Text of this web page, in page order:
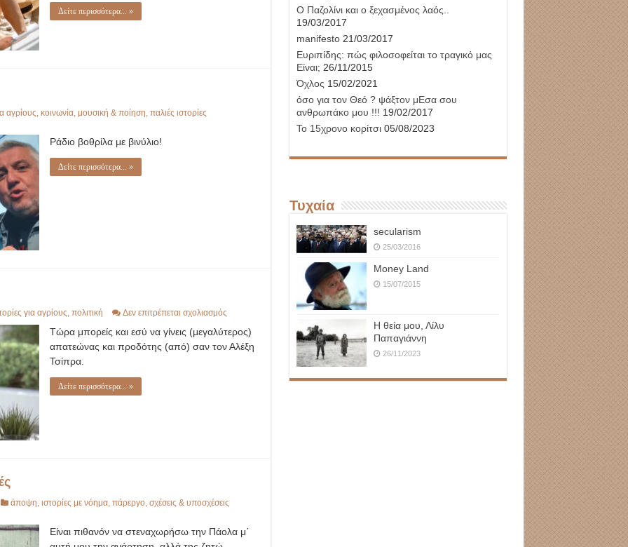
Δείτε περισσότερα... »
αγρίους κοινωνία, μουσική & ποίηση παλιές ιστορίες
Ράδιο βοθρίλα με βινύλιο!
Δείτε περισσότερα... »
για αγρίους πολιτική Δεν επιτρέπεται σχολιασμόςστο
λέρα
ΣΥΡΙΖΑ
Τώρα μπορείς και εσύ να γίνεις (μεγαλύτερος)
απατεώνας και προδότης (από) σαν τον Αλέξη
Τσίπρα.
Δείτε περισσότερα... »
άποψη ιστορίες με νόημα, πάρεργο, σχέσεις & υποσχέσεις
Είναι πιθανόν να στεναχωρήσω την Πάολα μ΄
Ο Παζολίνι και ο ξεχασμένος λαός..
19/03/2017
manifesto21/03/2017
Ευριπίδης: πώς φιλοσοφείται το τραγικό μας
Είναι; 26/11/2015
Όχλος 15/02/2021
όσο για τον Θεό ? ψάξτον μΕσα σου
ανθρωπάκο μου !!! 19/02/2017
Το 15χρονο κορίτσι05/08/2023
Τυχαία
secularism
25/03/2016
Money Land
15/07/2015
Η θεία μου, Λίλυ
Παπαγιάννη
26/11/2023